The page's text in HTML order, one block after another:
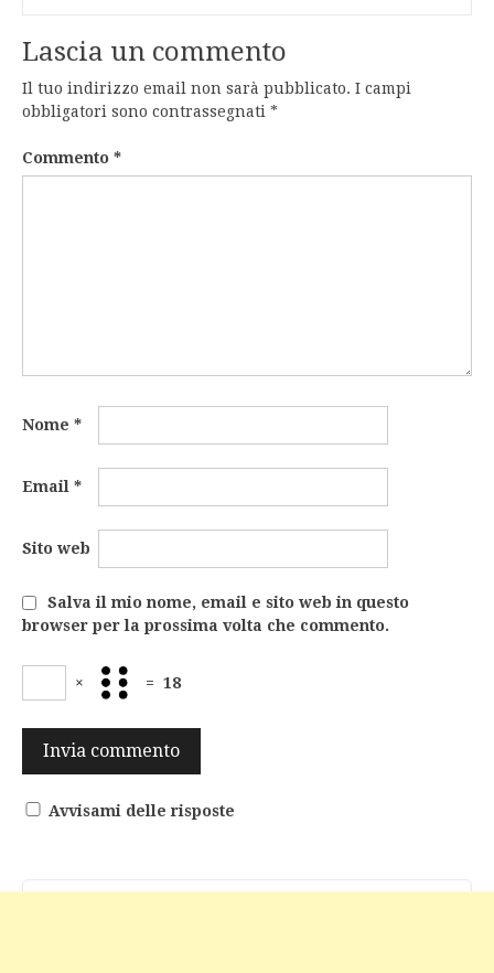
Lascia un commento
Il tuo indirizzo email non sarà pubblicato. I campi
obbligatori sono contrassegnati *
Commento *
Nome *
Email *
Sito web
Salva il mio nome, email e sito web in questo
browser per la prossima volta che commento.
× = 18
Avvisami delle risposte